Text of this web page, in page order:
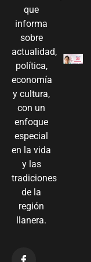
que
informa
sobre
actualidad,
política,
economía
y cultura,
con un
enfoque
especial
en la vida
y las
tradiciones
de la
región
llanera.